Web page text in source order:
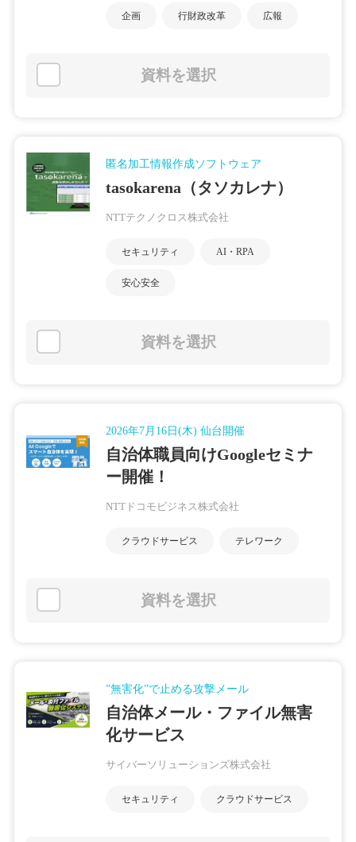
企画 行財政改革 広報
資料を選択
匿名加工情報作成ソフトウェア
tasokarena（タソカレナ）
NTTテクノクロス株式会社
セキュリティ AI・RPA
安心安全
資料を選択
2026年7月16日(木) 仙台開催
自治体職員向けGoogleセミナ
ー開催！
NTTドコモビジネス株式会社
クラウドサービス テレワーク
資料を選択
”無害化”で止める攻撃メール
自治体メール・ファイル無害
化サービス
サイバーソリューションズ株式会社
セキュリティ クラウドサービス